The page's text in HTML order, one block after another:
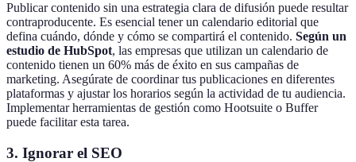
Publicar contenido sin una estrategia clara de difusión puede resultar
contraproducente. Es esencial tener un calendario editorial que
defina cuándo, dónde y cómo se compartirá el contenido. Según un
estudio de HubSpot, las empresas que utilizan un calendario de
contenido tienen un 60% más de éxito en sus campañas de
marketing. Asegúrate de coordinar tus publicaciones en diferentes
plataformas y ajustar los horarios según la actividad de tu audiencia.
Implementar herramientas de gestión como Hootsuite o Buffer
puede facilitar esta tarea.
3. Ignorar el SEO